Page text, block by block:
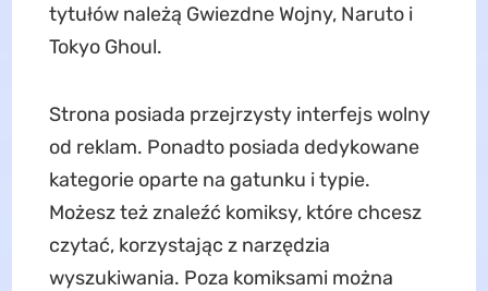
tytułów należą Gwiezdne Wojny, Naruto i
Tokyo Ghoul.
Strona posiada przejrzysty interfejs wolny
od reklam. Ponadto posiada dedykowane
kategorie oparte na gatunku i typie.
Możesz też znaleźć komiksy, które chcesz
czytać, korzystając z narzędzia
wyszukiwania. Poza komiksami można